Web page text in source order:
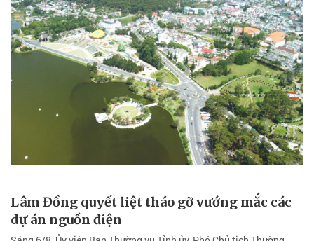
Lâm Đồng quyết liệt tháo gỡ vướng mắc các
dự án nguồn điện